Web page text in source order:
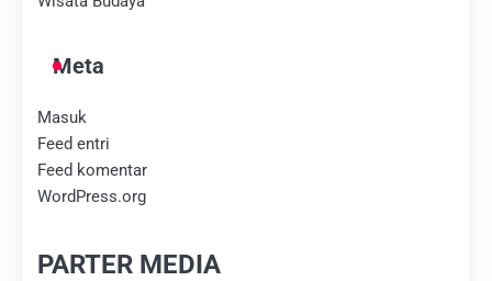
Meta
Masuk
Feed entri
Feed komentar
WordPress.org
PARTER MEDIA